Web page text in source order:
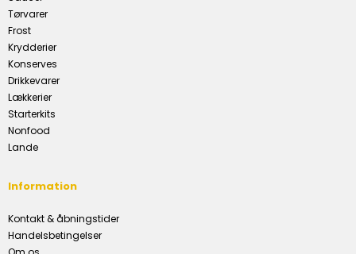
Tørvarer
Frost
Krydderier
Konserves
Drikkevarer
Lækkerier
Starterkits
Nonfood
Lande
Information
Kontakt & åbningstider
Handelsbetingelser